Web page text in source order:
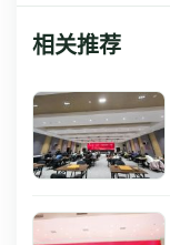
相关推荐